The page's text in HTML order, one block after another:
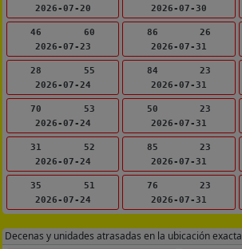
2026-07-20
46
60
2026-07-23
28
55
2026-07-24
70
53
2026-07-24
31
52
2026-07-24
35
51
2026-07-24
2026-07-30
86
26
2026-07-31
84
23
2026-07-31
50
23
2026-07-31
85
23
2026-07-31
76
23
2026-07-31
Decenas y unidades atrasadas en la ubicación exacta